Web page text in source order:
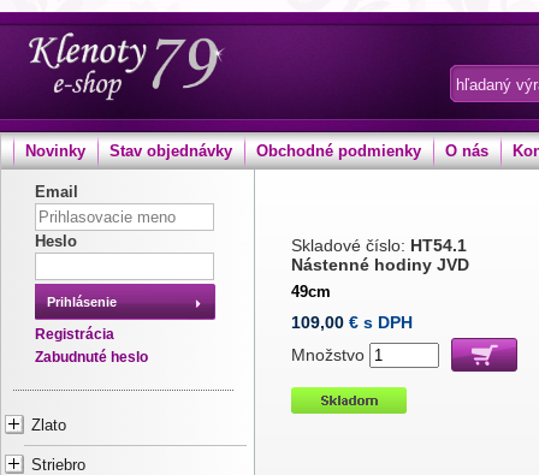
Novinky Stav objednávky Obchodné podmienky O nás
Email
Heslo
Prihlásenie
Registrácia
Zabudnuté heslo
Zlato
Striebro
Skladové číslo: HT54.1
Nástenné hodiny JVD
49cm
109,00 € s DPH
Množstvo